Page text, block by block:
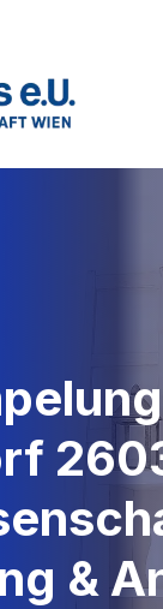
&